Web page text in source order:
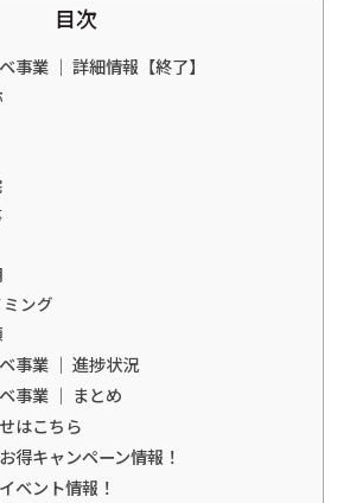
目次
事業 ｜ 詳細情報【終了】
ング
事業 ｜ 進捗状況
事業 ｜ まとめ
はこちら
得キャンペーン情報！
ベント情報！